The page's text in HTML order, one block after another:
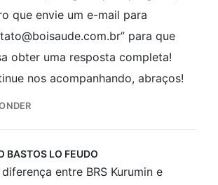
que envie um e-mail para
para que
obter uma resposta completa!
nos acompanhando, abraços!
BASTOS LO FEUDO
entre BRS Kurumin e